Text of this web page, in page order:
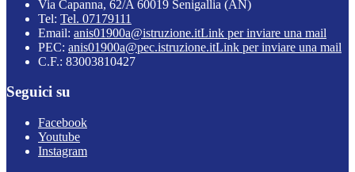
Via Capanna, 62/A 60019 Senigallia (AN)
Tel: Tel. 07179111
Email: anis01900a@istruzione.itLink per inviare una mail
PEC: anis01900a@pec.istruzione.itLink per inviare una mail
C.F.: 83003810427
Seguici su
Facebook
Youtube
Instagram